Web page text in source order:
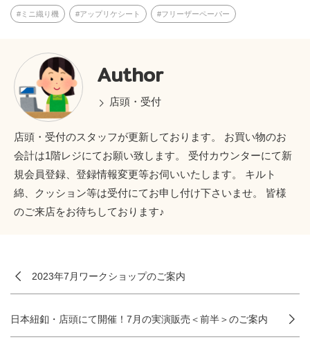
ミニ織り機 アップリケシート フリーザーペーパー
Author
店頭・受付
店頭・受付のスタッフが更新しております。 お買い物のお
会計は1階レジにてお願い致します。 受付カウンターにて新
規会員登録、登録情報変更等お伺いいたします。 キルト
綿、クッション等は受付にてお申し付け下さいませ。 皆様
のご来店をお待ちしております♪
2023年7月ワークショップのご案内
日本紐釦・店頭にて開催！7月の実演販売＜前半＞のご案内